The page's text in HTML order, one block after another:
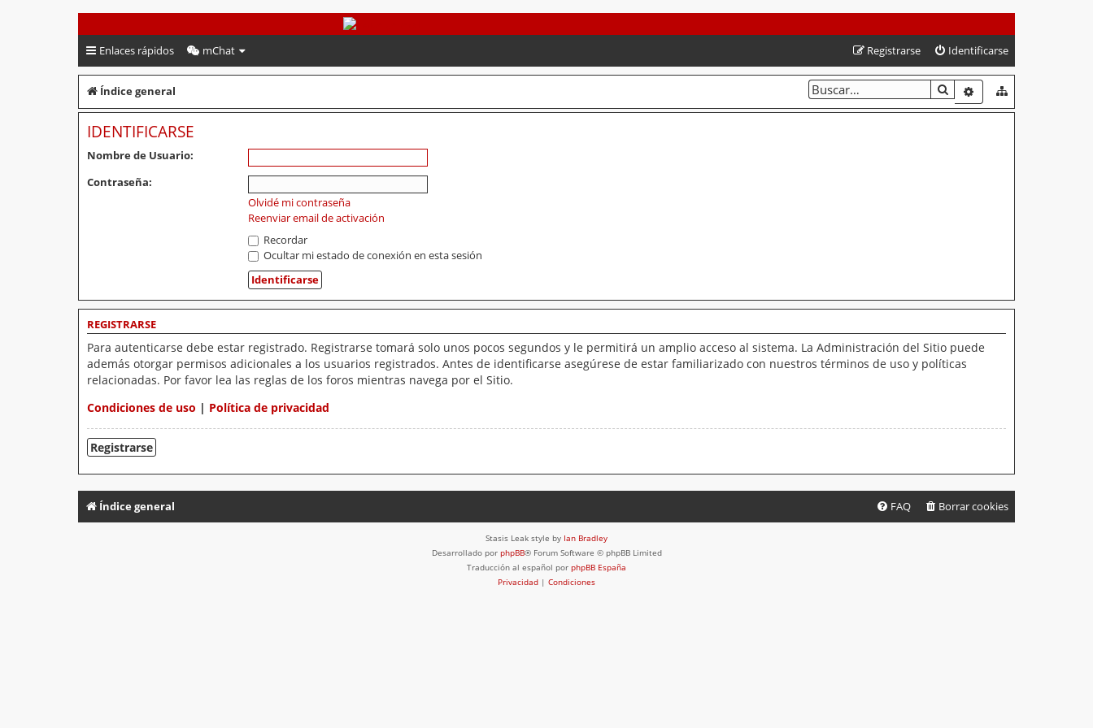
PeruVoley.com
Enlaces rápidos mChat Identificarse
Registrarse
Índice general BUSCARBÚSQUEDA
IDENTIFICARSE
Nombre de Usuario:
Contraseña:
Olvidé mi contraseña
Reenviar email de activación
Recordar
Ocultar mi estado de conexión en esta sesión
REGISTRARSE
Para autenticarse debe estar registrado. Registrarse tomará solo unos pocos segundos y le permitirá un amplio acceso al sistema. La Administración del Sitio puede
además otorgar permisos adicionales a los usuarios registrados. Antes de identificarse asegúrese de estar familiarizado con nuestros términos de uso y políticas
relacionadas. Por favor lea las reglas de los foros mientras navega por el Sitio.
Condiciones de uso | Política de privacidad
Registrarse
Índice general Borrar cookies
FAQ
Stasis Leak style by Ian Bradley
Desarrollado por phpBB® Forum Software © phpBB Limited
Traducción al español por phpBB España
Privacidad | Condiciones